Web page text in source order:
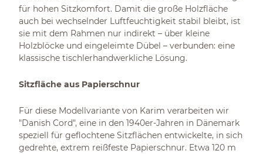
für hohen Sitzkomfort. Damit die große Holzfläche
auch bei wechselnder Luftfeuchtigkeit stabil bleibt, ist
sie mit dem Rahmen nur indirekt – über kleine
Holzblöcke und eingeleimte Dübel – verbunden: eine
klassische tischlerhandwerkliche Lösung.
Sitzfläche aus Papierschnur
Für diese Modellvariante von Karim verarbeiten wir
"Danish Cord", eine in den 1940er-Jahren in Dänemark
speziell für geflochtene Sitzflächen entwickelte, in sich
gedrehte, extrem reißfeste Papierschnur. Etwa 120 m